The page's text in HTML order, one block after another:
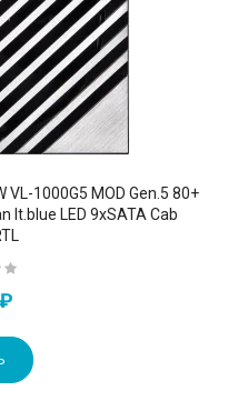
VL-1000G5 MOD Gen.5 80+
lt.blue LED 9xSATA Cab